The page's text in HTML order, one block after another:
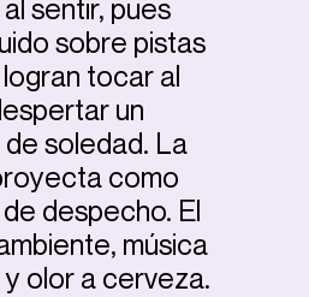
sentir, pues
sobre pistas
tocar al
un
soledad. La
como
despecho. El
música
olor a cerveza.